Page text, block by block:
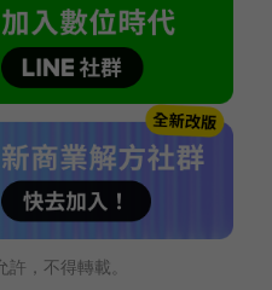
，不得轉載。